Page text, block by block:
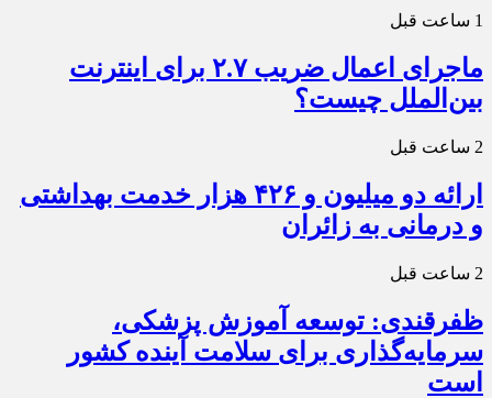
1 ساعت قبل
ماجرای اعمال ضریب ۲.۷ برای اینترنت
بین‌الملل چیست؟
2 ساعت قبل
ارائه دو میلیون و ۴۲۶ هزار خدمت بهداشتی
و درمانی به زائران
2 ساعت قبل
ظفرقندی: توسعه آموزش پزشکی،
سرمایه‌گذاری برای سلامت آینده کشور
است